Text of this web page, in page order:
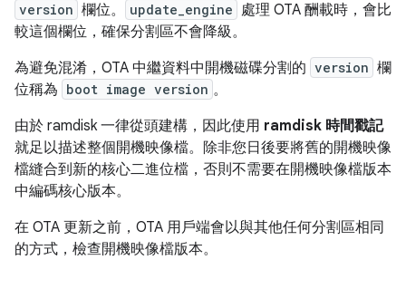
version 欄位。 update_engine 處理 OTA 酬載時，會比
較這個欄位，確保分割區不會降級。
為避免混淆，OTA 中繼資料中開機磁碟分割的 version 欄
位稱為 boot image version 。
由於 ramdisk 一律從頭建構，因此使用 ramdisk 時間戳記
就足以描述整個開機映像檔。除非您日後要將舊的開機映像
檔縫合到新的核心二進位檔，否則不需要在開機映像檔版本
中編碼核心版本。
在 OTA 更新之前，OTA 用戶端會以與其他任何分割區相同
的方式，檢查開機映像檔版本。